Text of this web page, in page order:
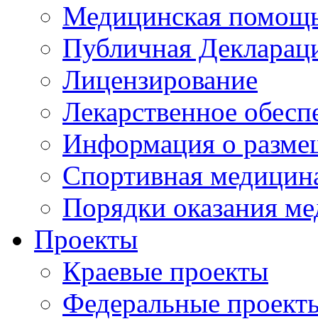
Медицинская
Публичная
Лицензирование
Лекарственное
Информация о
Спортивная
Порядки оказания
Проекты
Краевые проекты
Федеральные